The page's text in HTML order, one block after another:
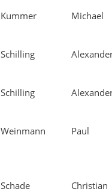
Kummer Michael
Schilling
Schilling
Weinmann Paul
Schade Christian